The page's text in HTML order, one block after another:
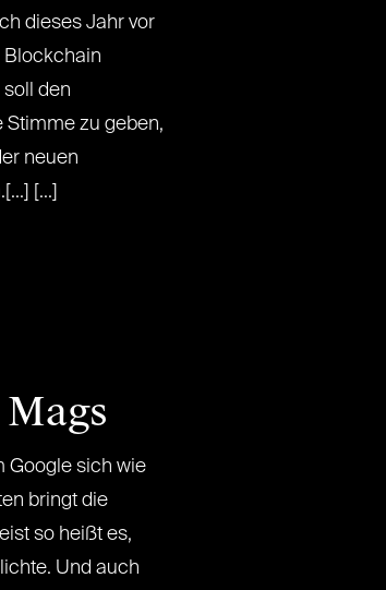
dieses Jahr vor
Blockchain
den
Stimme zu geben,
neuen
[...]
Google sich wie
bringt die
so heißt es,
Und auch